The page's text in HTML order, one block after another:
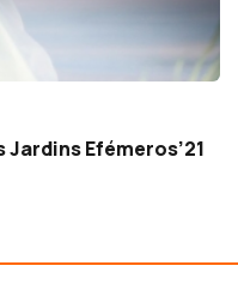
Jardins Efémeros’21